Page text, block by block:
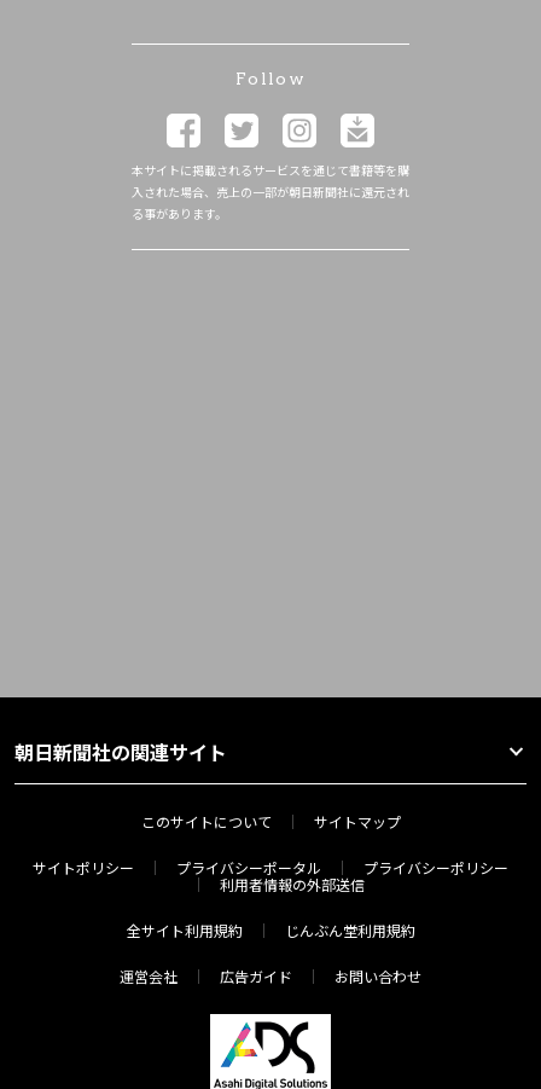
Follow
本サイトに掲載されるサービスを通じて書籍等を購
入された場合、売上の一部が朝日新聞社に還元され
る事があります。
朝日新聞社の関連サイト
このサイトについて サイトマップ
サイトポリシー プライバシーポータル
プライバシーポリシー
利用者情報の外部送信
全サイト利用規約 じんぶん堂利用規約
運営会社 広告ガイド お問い合わせ